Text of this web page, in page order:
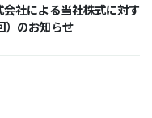
社による当社株式に対す
）のお知らせ